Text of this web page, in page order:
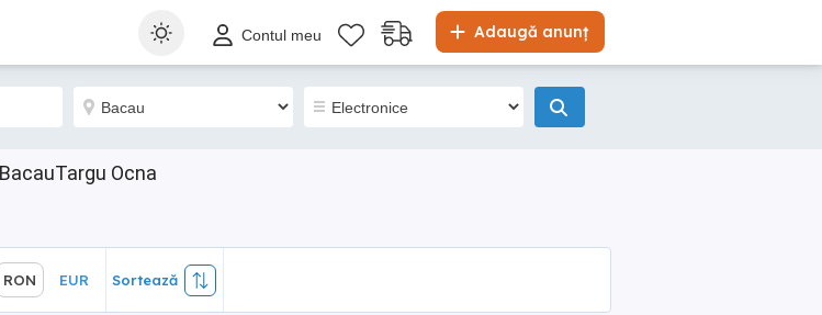
Adaugă anunț
Contul meu
Ocna
Sortează
RON EUR Sortează